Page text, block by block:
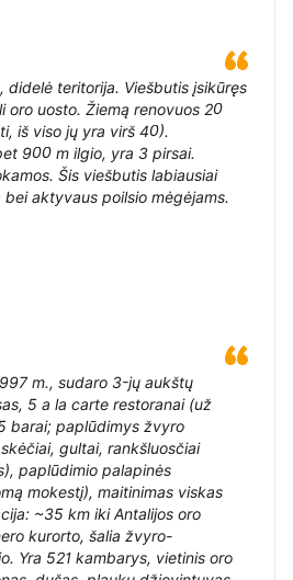
didelė teritorija. Viešbutis įsikūręs
oro uosto. Žiemą renovuos 20
iš viso jų yra virš 40).
900 m ilgio, yra 3 pirsai.
Šis viešbutis labiausiai
bei aktyvaus poilsio mėgėjams.
m., sudaro 3-jų aukštų
5 a la carte restoranai (už
barai; paplūdimys žvyro
gultai, rankšluosčiai
paplūdimio palapinės
mokestį), maitinimas viskas
~35 km iki Antalijos oro
kurorto, šalia žvyro-
Yra 521 kambarys, vietinis oro